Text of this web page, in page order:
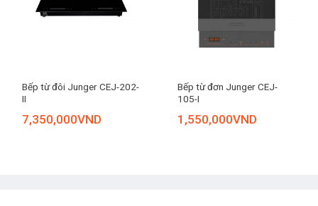
Bếp từ đôi Junger CEJ-202-
II
7,350,000VND
Bếp từ đơn Junger CEJ-
105-I
1,550,000VND